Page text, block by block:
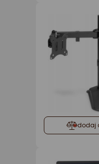
dodaj